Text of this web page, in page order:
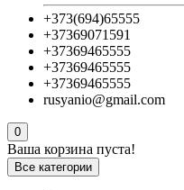
+373(694)65555
+37369071591
+37369465555
+37369465555
+37369465555
rusyanio@gmail.com
0
Ваша корзина пуста!
Все категории